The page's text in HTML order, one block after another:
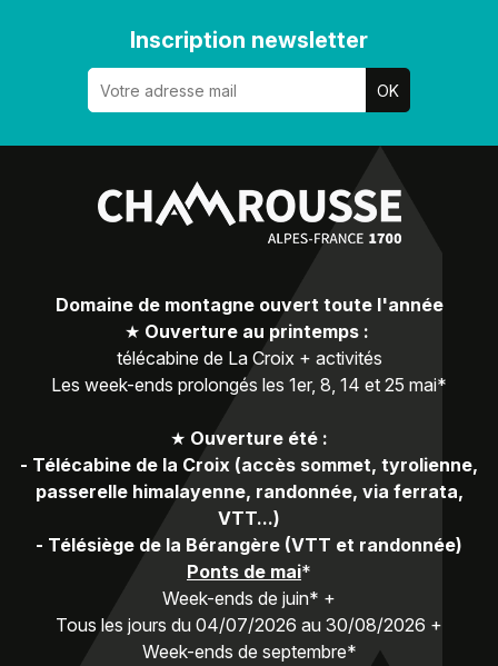
Inscription newsletter
Domaine de montagne ouvert toute l'année
★ Ouverture au printemps :
télécabine de La Croix + activités
Les week-ends prolongés les 1er, 8, 14 et 25 mai*
★ Ouverture été :
- Télécabine de la Croix (accès sommet, tyrolienne,
passerelle himalayenne, randonnée, via ferrata,
VTT...)
- Télésiège de la Bérangère (VTT et randonnée)
Ponts de mai*
Week-ends de juin* +
Tous les jours du 04/07/2026 au 30/08/2026 +
Week-ends de septembre*